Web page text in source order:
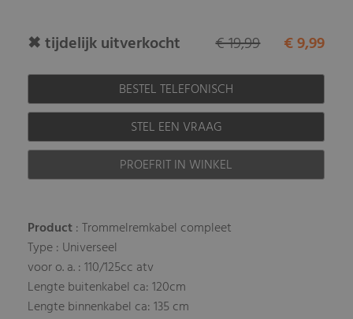
✖ tijdelijk uitverkocht € 9,99
€ 19,99
BESTEL TELEFONISCH
STEL EEN VRAAG
PROEFRIT IN WINKEL
Product: Trommelremkabel compleet
Type : Universeel
voor o. a. : 110/125cc atv
Lengte buitenkabel ca: 120cm
Lengte binnenkabel ca: 135 cm